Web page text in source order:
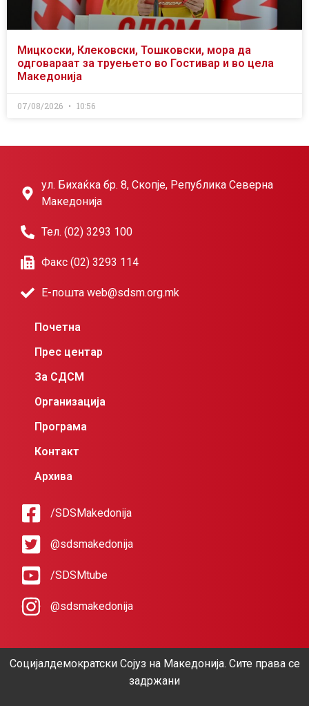
Мицкоски, Клековски, Тошковски, мора да
одговараат за труењето во Гостивар и во цела
Македонија
07/08/2026 10:56
ул. Бихаќка бр. 8, Скопје, Република Северна
Македонија
Тел. (02) 3293 100
Факс (02) 3293 114
Е-пошта web@sdsm.org.mk
Почетна
Прес центар
За СДСМ
Организација
Програма
Контакт
Архива
/SDSMakedonija
@sdsmakedonija
/SDSMtube
@sdsmakedonija
Социјалдемократски Сојуз на Македонија. Сите права се
задржани